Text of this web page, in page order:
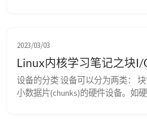
通过控制时钟中断维护实际时间，
2023/03/03
Linux内核学习笔记之块I/
设备的分类 设备可以分为两类：
小数据片(chunks)的硬件设备。如